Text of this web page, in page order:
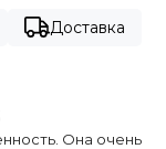
Доставка
Она очень